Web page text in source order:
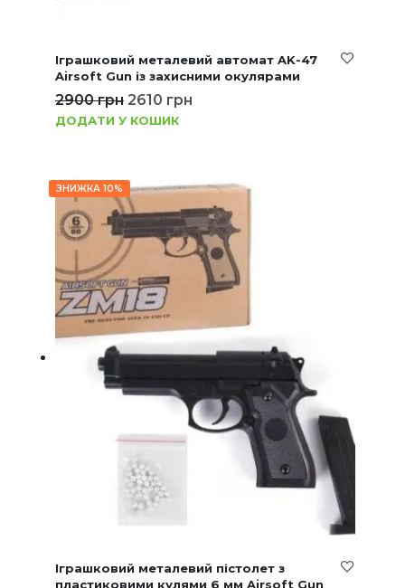
Іграшковий металевий автомат AK-47
Airsoft Gun із захисними окулярами
2900грн 2610 грн
ДОДАТИ У КОШИК
ЗНИЖКА 10%
Іграшковий металевий пістолет з
пластиковими кулями 6 мм Airsoft Gun